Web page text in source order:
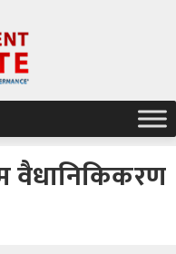
वैधानिकिकरण